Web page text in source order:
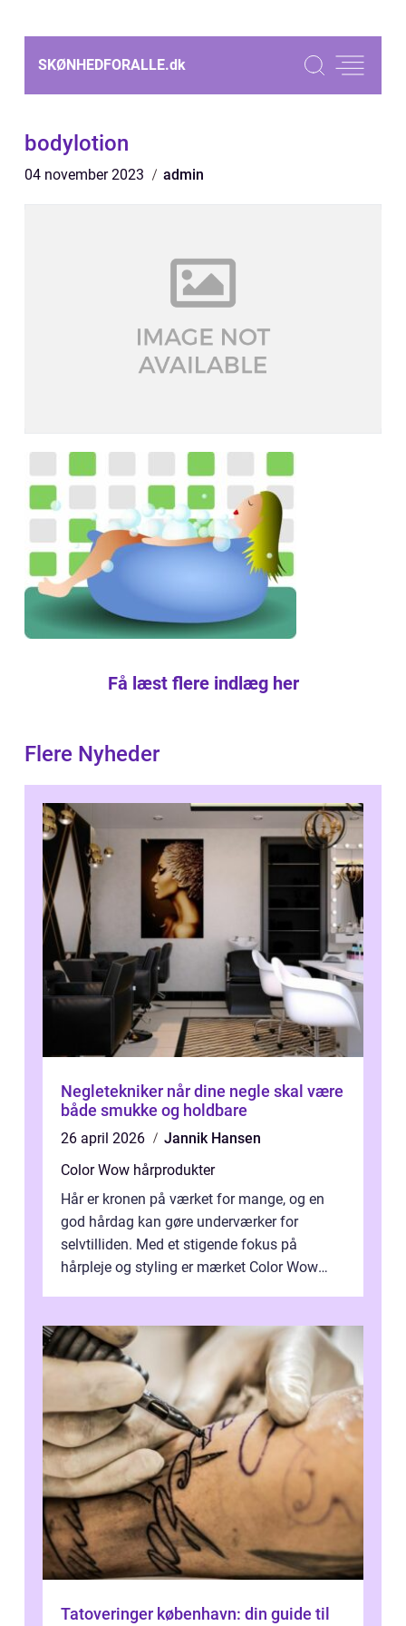
SKØNHEDFORALLE.dk
bodylotion
04 november 2023 admin
Få læst flere indlæg her
Flere Nyheder
Negletekniker når dine negle skal være
både smukke og holdbare
26 april 2026
Jannik Hansen
Color Wow hårprodukter
Hår er kronen på værket for mange, og en
god hårdag kan gøre underværker for
selvtilliden. Med et stigende fokus på
hårpleje og styling er mærket Color Wow
Tatoveringer københavn: din guide til